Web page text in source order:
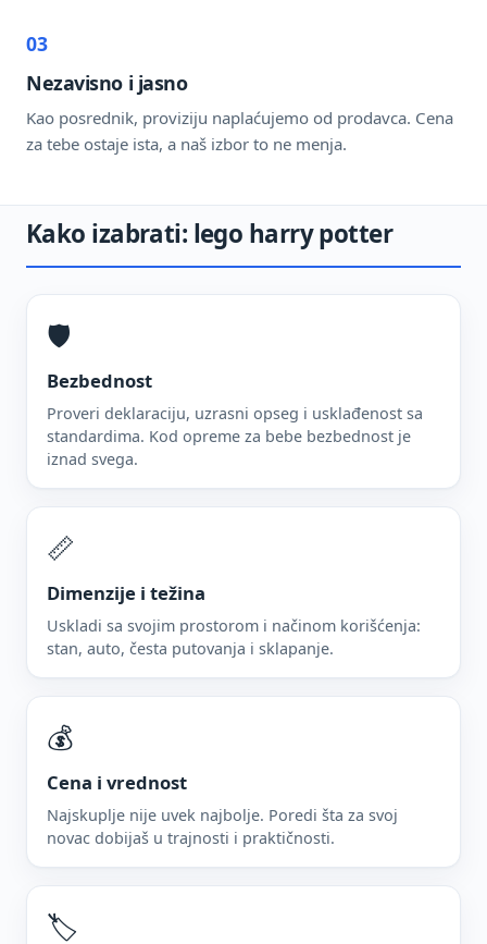
03
Nezavisno i jasno
Kao posrednik, proviziju naplaćujemo od prodavca. Cena
za tebe ostaje ista, a naš izbor to ne menja.
Kako izabrati: lego harry potter
🛡️
Bezbednost
Proveri deklaraciju, uzrasni opseg i usklađenost sa
standardima. Kod opreme za bebe bezbednost je
iznad svega.
📏
Dimenzije i težina
Uskladi sa svojim prostorom i načinom korišćenja:
stan, auto, česta putovanja i sklapanje.
💰
Cena i vrednost
Najskuplje nije uvek najbolje. Poredi šta za svoj
novac dobijaš u trajnosti i praktičnosti.
🏷️